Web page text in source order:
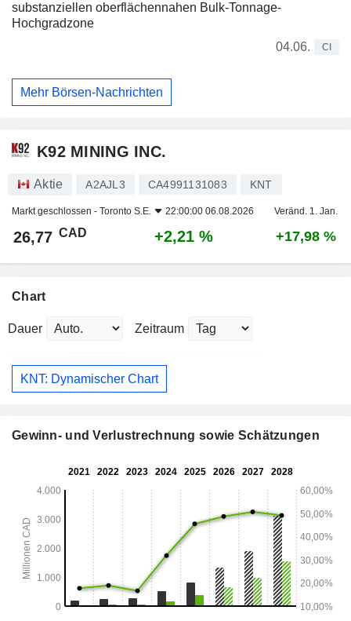
substanziellen oberflächennahen Bulk-Tonnage-
Hochgradzone
04.06.
CI
Mehr Börsen-Nachrichten
K92 MINING INC.
Aktie A2AJL3 CA4991131083 KNT
Markt geschlossen - Toronto S.E. 22:00:00 06.08.2026 Veränd. 1. Jan.
26,77 CAD +2,21 % +17,98 %
Chart
Dauer Zeitraum
KNT: Dynamischer Chart
Gewinn- und Verlustrechnung sowie Schätzungen